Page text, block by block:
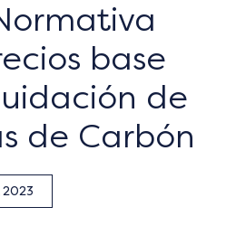
base
de
de Carbón
2023